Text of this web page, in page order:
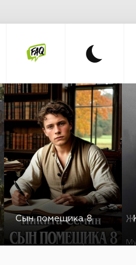
Сын помещика 8